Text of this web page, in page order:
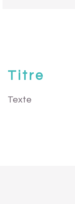
Titre
Texte